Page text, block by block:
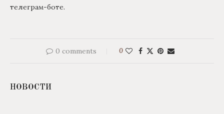
телеграм-боте.
0 comments 0
НОВОСТИ